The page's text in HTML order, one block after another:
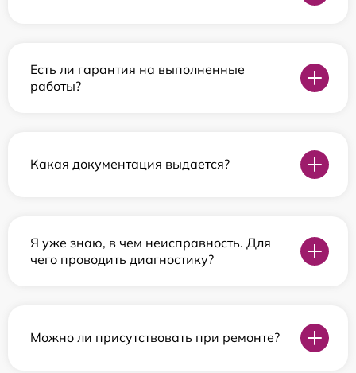
Есть ли гарантия на выполненные
работы?
Какая документация выдается?
Я уже знаю, в чем неисправность. Для
чего проводить диагностику?
Можно ли присутствовать при ремонте?